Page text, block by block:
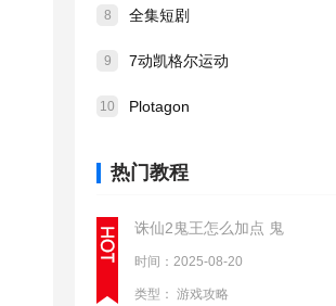
8 全集短剧
9 7动凯格尔运动
10 Plotagon
热门教程
诛仙2鬼王怎么加点 鬼
时间：2025-08-20
类型： 游戏攻略